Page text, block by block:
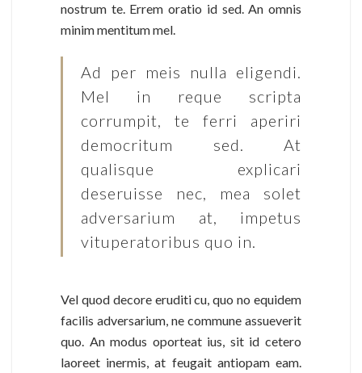
nostrum te. Errem oratio id sed. An omnis
minim mentitum mel.
Ad per meis nulla eligendi.
Mel in reque scripta
corrumpit, te ferri aperiri
democritum sed. At
qualisque explicari
deseruisse nec, mea solet
adversarium at, impetus
vituperatoribus quo in.
Vel quod decore eruditi cu, quo no equidem
facilis adversarium, ne commune assueverit
quo. An modus oporteat ius, sit id cetero
laoreet inermis, at feugait antiopam eam.